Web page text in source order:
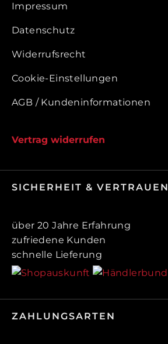
Impressum
Datenschutz
Widerrufsrecht
Cookie-Einstellungen
AGB / Kundeninformationen
Vertrag widerrufen
SICHERHEIT & VERTRAUEN
über 20 Jahre Erfahrung
zufriedene Kunden
schnelle Lieferung
ZAHLUNGSARTEN